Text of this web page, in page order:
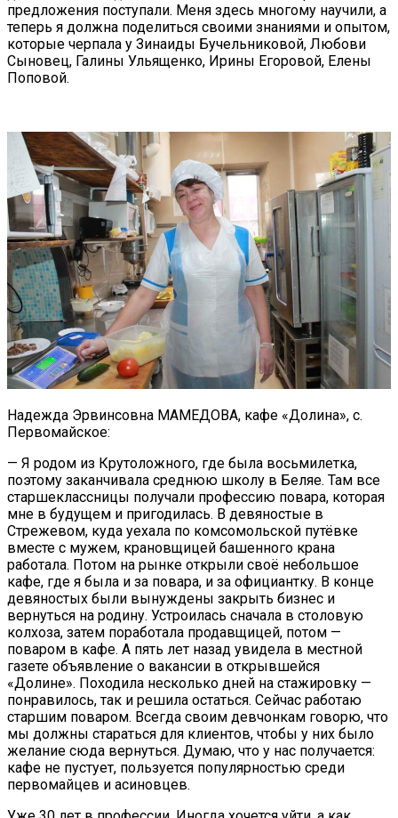
предложения поступали. Меня здесь многому научили, а
теперь я должна поделиться своими знаниями и опытом,
которые черпала у Зинаиды Бучельниковой, Любови
Сыновец, Галины Ульященко, Ирины Егоровой, Елены
Поповой.
Надежда Эрвинсовна МАМЕДОВА, кафе «Долина», с.
Первомайское:
— Я родом из Крутоложного, где была восьмилетка,
поэтому заканчивала среднюю школу в Беляе. Там все
старшеклассницы получали профессию повара, которая
мне в будущем и пригодилась. В девяностые в
Стрежевом, куда уехала по комсомольской путёвке
вместе с мужем, крановщицей башенного крана
работала. Потом на рынке открыли своё небольшое
кафе, где я была и за повара, и за официантку. В конце
девяностых были вынуждены закрыть бизнес и
вернуться на родину. Устроилась сначала в столовую
колхоза, затем поработала продавщицей, потом —
поваром в кафе. А пять лет назад увидела в местной
газете объявление о вакансии в открывшейся
«Долине». Походила несколько дней на стажировку —
понравилось, так и решила остаться. Сейчас работаю
старшим поваром. Всегда своим девчонкам говорю, что
мы должны стараться для клиентов, чтобы у них было
желание сюда вернуться. Думаю, что у нас получается:
кафе не пустует, пользуется популярностью среди
первомайцев и асиновцев.